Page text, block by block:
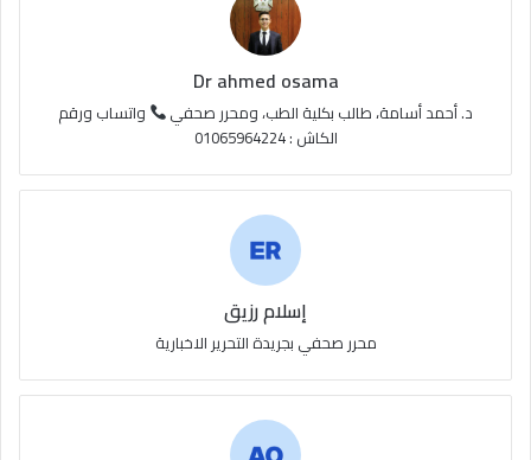
R
S
S
Dr ahmed osama
د. أحمد أسامة، طالب بكلية الطب، ومحرر صحفي
واتساب ورقم
الكاش : 01065964224
إسلام رزيق
محرر صحفي بجريدة التحرير الاخبارية